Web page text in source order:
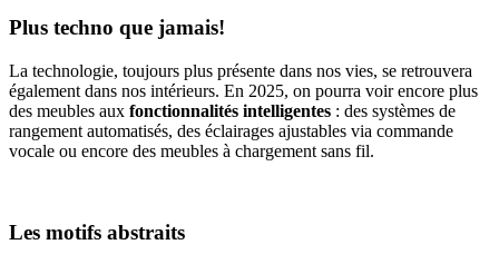
Plus techno que jamais!
La technologie, toujours plus présente dans nos vies, se retrouvera
également dans nos intérieurs. En 2025, on pourra voir encore plus
des meubles aux fonctionnalités intelligentes : des systèmes de
rangement automatisés, des éclairages ajustables via commande
vocale ou encore des meubles à chargement sans fil.
Les motifs abstraits